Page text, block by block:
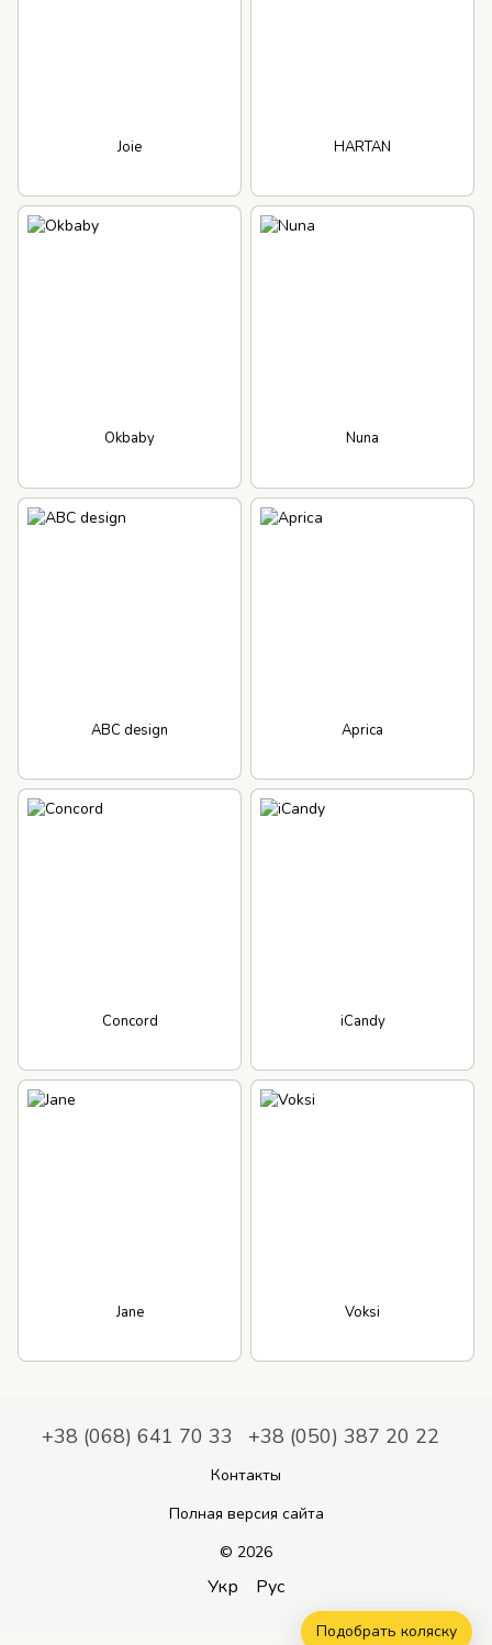
Joie HARTAN
Okbaby Nuna
ABC design Aprica
Concord iCandy
Jane Voksi
+38 (068) 641 70 33 +38 (050) 387 20 22
Контакты
Полная версия сайта
© 2026
Укр Рус
Подобрать коляску